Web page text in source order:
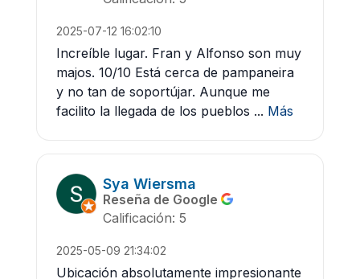
2025-07-12 16:02:10
Increíble lugar. Fran y Alfonso son muy
majos. 10/10 Está cerca de pampaneira
y no tan de soportújar. Aunque me
facilito la llegada de los pueblos ... Más
Sya Wiersma
Reseña de Google
Calificación: 5
2025-05-09 21:34:02
Ubicación absolutamente impresionante